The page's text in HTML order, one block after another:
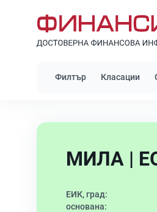
Филтър Класации
МИЛА |
ЕИК, град:
основана: